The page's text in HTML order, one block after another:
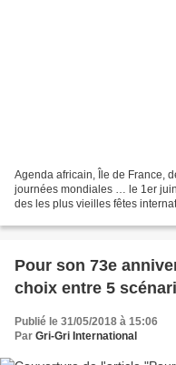
Agenda africain, Île de France,
journées mondiales … le 1er
des les plus vieilles fêtes
Pour son 73e
choix entre 5
Publié le 31/05/2018 à 15:06
Par Gri-Gri International